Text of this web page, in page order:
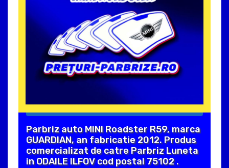
Parbriz auto MINI Roadster R59, marca
GUARDIAN, an fabricatie 2012. Produs
comercializat de catre Parbriz Luneta
in ODAILE ILFOV cod postal 75102 .